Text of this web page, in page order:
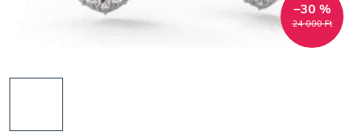
24 000 Ft
–30 %